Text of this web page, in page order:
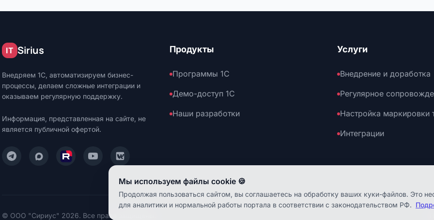
IT Sirius
Внедряем 1С, автоматизируем бизнес-
процессы, делаем сложные интеграции и
оказываем регулярную поддержку.
Информация, представленная на сайте, не
является публичной офертой.
Написать нам в Telegram
Написать нам в Max
Смотреть нас на Rutube
Смотреть нас на YouTube
Читать нас на VK
Продукты
Программы 1С
Демо-доступ 1С
Наши разработки
Услуги
Внедрение и доработка
Регулярное
Настройка маркировки
Интеграции
© ООО "Сириус" 2026. Все права защищены.
Мы используем файлы cookie 🍪
Продолжая пользоваться сайтом, вы соглашаетесь на обработку ваших куки-файлов. Это
для аналитики и нормальной работы портала в соответствии с законодательством РФ.